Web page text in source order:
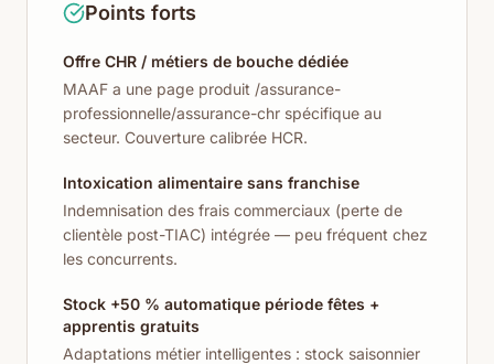
Points forts
Offre CHR / métiers de bouche dédiée
MAAF a une page produit /assurance-
professionnelle/assurance-chr spécifique au
secteur. Couverture calibrée HCR.
Intoxication alimentaire sans franchise
Indemnisation des frais commerciaux (perte de
clientèle post-TIAC) intégrée — peu fréquent chez
les concurrents.
Stock +50 % automatique période fêtes +
apprentis gratuits
Adaptations métier intelligentes : stock saisonnier